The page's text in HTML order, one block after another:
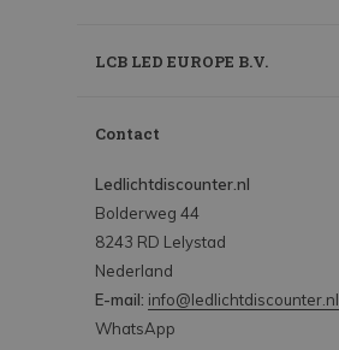
LCB LED EUROPE B.V.
Contact
Ledlichtdiscounter.nl
Bolderweg 44
8243 RD Lelystad
Nederland
E-mail: info@ledlichtdiscounter.nl
WhatsApp